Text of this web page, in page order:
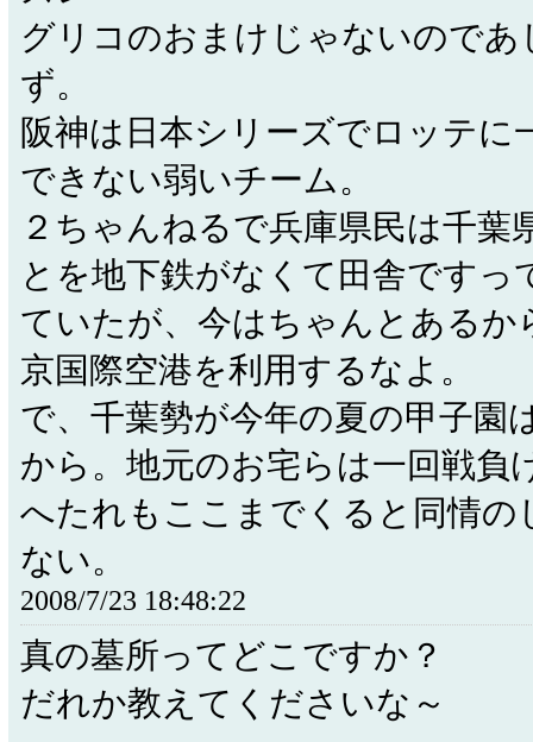
グリコのおまけじゃないのであ
ず。
阪神は日本シリーズでロッテに
できない弱いチーム。
２ちゃんねるで兵庫県民は千葉
とを地下鉄がなくて田舎ですっ
ていたが、今はちゃんとあるか
京国際空港を利用するなよ。
で、千葉勢が今年の夏の甲子園
から。地元のお宅らは一回戦負
へたれもここまでくると同情の
ない。
2008/7/23 18:48:22
真の墓所ってどこですか？
だれか教えてくださいな～